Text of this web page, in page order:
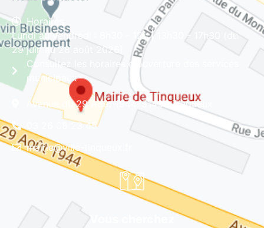
Horaires
Lundi au vendredi : 8h30 - 12h | 13h30 - 17h30 (du
29 juin au 28 août 2026)
Consultez les horaires d'ouverture des services
municipaux
Avenue du 29 Août 1944, 51430 Tinqueux
03 26 08 23 45
mairie@ville-tinqueux.fr
Vous cherchez